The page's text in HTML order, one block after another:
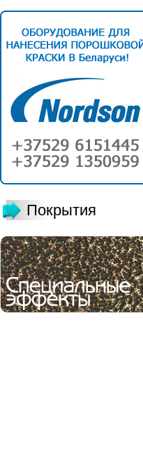
Покрытия